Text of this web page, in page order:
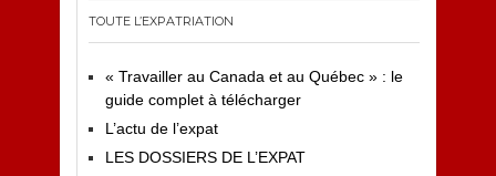
TOUTE L’EXPATRIATION
« Travailler au Canada et au Québec » : le
guide complet à télécharger
L’actu de l’expat
LES DOSSIERS DE L’EXPAT